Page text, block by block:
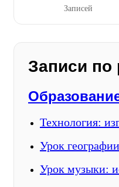
Записей
Записи по
Технология:
Урок
Урок музыки: